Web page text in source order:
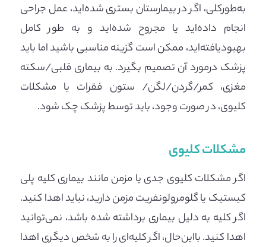
به‌طورکلی، اگر در بیمارستان بستری شده‌اید، عمل جراحی
انجام داده‌اید یا مجروح شده‌اید و به طور کامل
بهبودیافته‌اید، ممکن است گزینه مناسبی باشید اما باید
پزشک درمورد آن تصمیم بگیرد. به بیماری قلبی/سکته
مغزی، کمر/گردن/لگن/ ستون فقرات یا مشکلات
کلیوی، در صورت وجود، باید توسط پزشک چک شود.
مشکلات کلیوی
اگر مشکلات کلیوی جدی یا مزمن مانند بیماری کلیه پلی
کیستیک یا گلومرولونفریت مزمن دارید، نباید اهدا کنید.
اگر کلیه به دلیل بیماری برداشته شده باشد، نمی‌توانید
اهدا کنید. بااین‌حال، اگر کلیه‌ای را به شخص دیگری اهدا